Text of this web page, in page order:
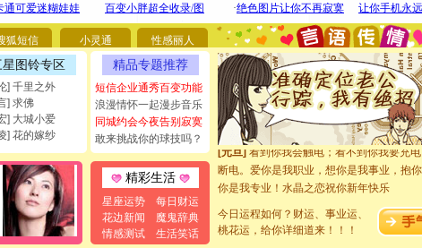
狐短信 小灵通 性感丽人
星图铃专区
] 千里之外
] 求佛
] 大城小爱
] 花的嫁纱
精品专题推荐
短信企业通秀百变功能
浪漫情怀一起漫步音乐
同城约会今夜告别寂寞
敢来挑战你的球技吗？
精彩生活
星座运势
每日财运
花边新闻
魔鬼辞典
情感测试
生活笑话
你太多，只有给你五千万：千万快乐！千万
要平安！千万要知足！千万不要忘记我！
[圣诞节]不只这样的日子才会想起你,而是
能正大光明地骚扰你,告诉你,圣诞要快乐!新
都要快乐噢!
[圣诞节] 奉上一颗祝福的心,在这个特别的
如意,快乐,鲜花,一切美好的祝愿与你同在.
[元旦]看到你我会触电；看不到你我要充
断电。爱你是我职业，想你是我事业，抱
你是我专业！水晶之恋祝你新年快乐
[元旦] 如果上天让我许三个愿望，一是今生
起；二是再生再世和你在一起；三是三生三
离。水晶之恋祝你新年快乐
今日运程如何？财运、事业运、
桃花运，给你详细道来！！！